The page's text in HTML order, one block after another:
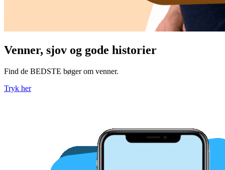
Venner, sjov og gode historier
Find de BEDSTE bøger om venner.
Tryk her